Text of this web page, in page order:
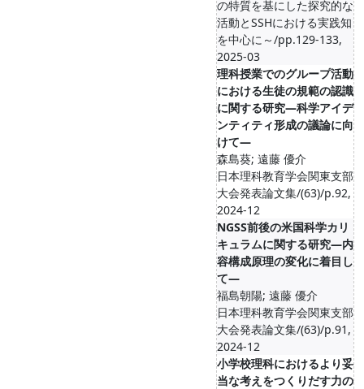
の特質を基にした探究的な
活動とSSHにおける実践知
を中心に～/pp.129-133,
2025-03
理科授業でのグループ活動
における生徒の規範の認識
に関する研究―科学アイデ
ンティティ形成の議論に向
けて―
森島葵; 遠藤 優介
日本理科教育学会関東支部
大会発表論文集/(63)/p.92,
2024-12
NGSS前後の米国科学カリ
キュラムに関する研究―内
容構成原理の変化に着目し
て―
福島朝陽; 遠藤 優介
日本理科教育学会関東支部
大会発表論文集/(63)/p.91,
2024-12
小学校理科におけるより妥
当な考えをつくりだす力の